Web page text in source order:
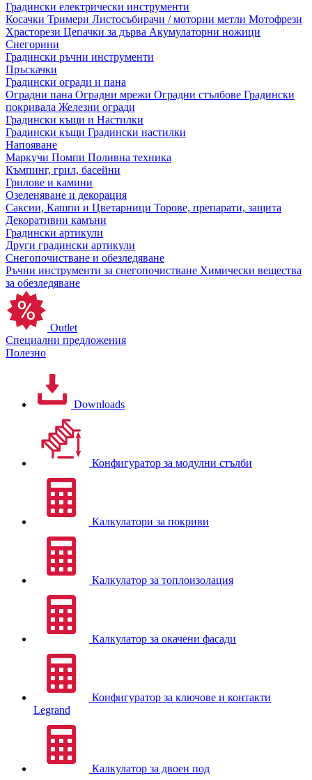
Градински електрически инструменти
Косачки Тримери Листосъбирачи / моторни метли Мотофрези
Храсторези Цепачки за дърва Акумулаторни ножици
Снегорини
Градински ръчни инструменти
Пръскачки
Градински огради и пана
Оградни пана Оградни мрежи Оградни стълбове Градински
покривала Железни огради
Градински къщи и Настилки
Градински къщи Градински настилки
Напояване
Маркучи Помпи Поливна техника
Къмпинг, грил, басейни
Грилове и камини
Озеленяване и декорация
Саксии, Кашпи и Цветарници Торове, препарати, защита
Декоративни камъни
Градински артикули
Други градински артикули
Снегопочистване и обезледяване
Ръчни инструменти за снегопочистване Химически вещества
за обезледяване
Outlet
Специални предложения
Полезно
Downloads
Конфигуратор за модулни стълби
Калкулатори за покриви
Калкулатор за топлоизолация
Калкулатор за окачени фасади
Конфигуратор за ключове и контакти
Legrand
Калкулатор за двоен под